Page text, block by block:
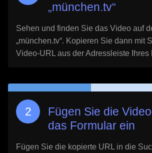
„münchen.tv“
Sehen und finden Sie das Video auf
„münchen.tv“. Kopieren Sie dann mit
Video-URL aus der Adressleiste Ihres
Fügen Sie die
das Formular ein
Fügen Sie die kopierte URL in die